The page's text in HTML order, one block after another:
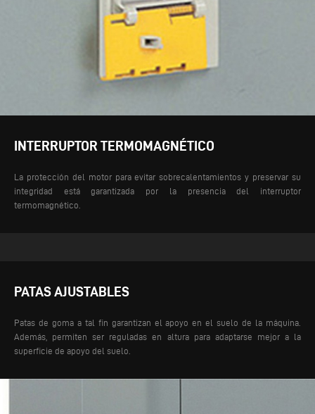
INTERRUPTOR TERMOMAGNÉTICO
La protección del motor para evitar sobrecalentamientos y preservar su
integridad está garantizada por la presencia del interruptor
termomagnético.
PATAS AJUSTABLES
Patas de goma a tal fin garantizan el apoyo en el suelo de la máquina.
Además, permiten ser reguladas en altura para adaptarse mejor a la
superficie de apoyo del suelo.